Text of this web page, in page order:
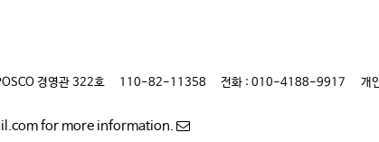
경영관 322호 110-82-11358 전화 : 010-4188-9917 개
for more information.